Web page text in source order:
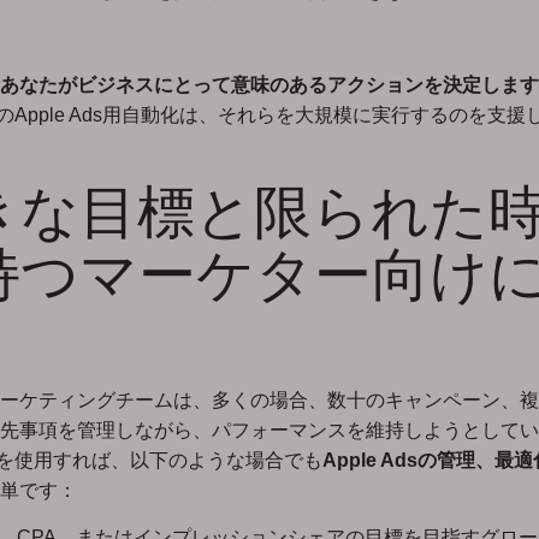
あなたがビジネスにとって意味のあるアクションを決定します
Apple Ads用自動化は、それらを大規模に実行するのを支援
な目標と限られた
つマーケター向け
ケティングチームは、多くの場合、数十のキャンペーン、
事項を管理しながら、パフォーマンスを維持しようとして
使用すれば、以下のような場合でもApple Adsの管理、最適
です：